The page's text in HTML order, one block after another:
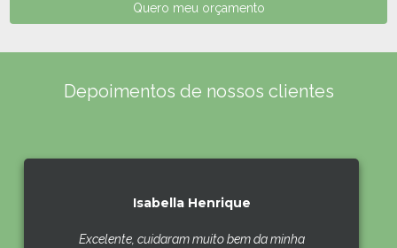
Quero meu orçamento
Depoimentos de nossos clientes
Isabella Henrique
Excelente, cuidaram muito bem da minha